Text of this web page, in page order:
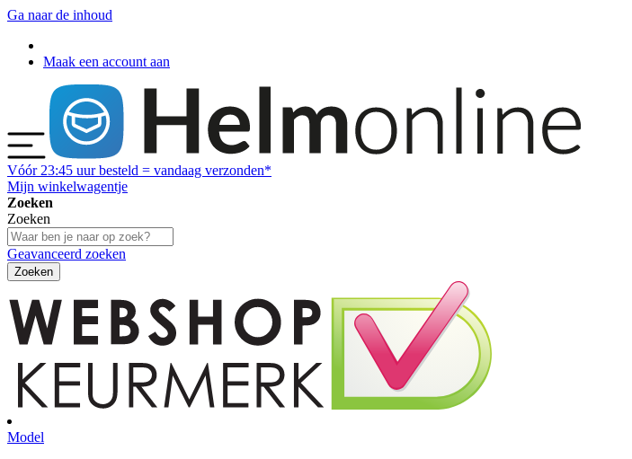
Ga naar de inhoud
Maak een account aan
Vóór 23:45 uur besteld = vandaag verzonden*
Mijn winkelwagentje
Zoeken
Zoeken
Geavanceerd zoeken
Zoeken
Model